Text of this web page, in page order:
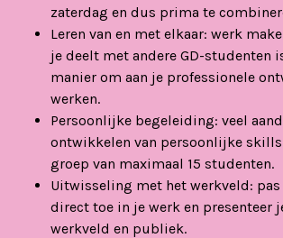
zaterdag en dus prima te
Leren van en met elkaar: werk
je deelt met andere GD-studenten
manier om aan je professionele
werken.
Persoonlijke begeleiding: veel
ontwikkelen van persoonlijke skills
groep van maximaal 15 studenten.
Uitwisseling met het werkveld:
direct toe in je werk en presenteer
werkveld en publiek.